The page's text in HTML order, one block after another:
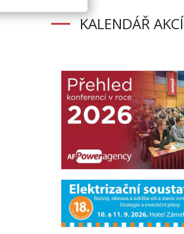
KALENDÁŘ AKCÍ